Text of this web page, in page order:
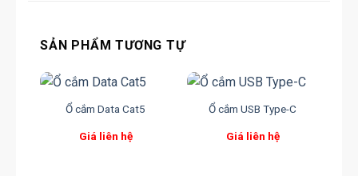
SẢN PHẨM TƯƠNG TỰ
Ổ cắm Data Cat5
Giá liên hệ
Ổ cắm USB Type-C
Giá liên hệ